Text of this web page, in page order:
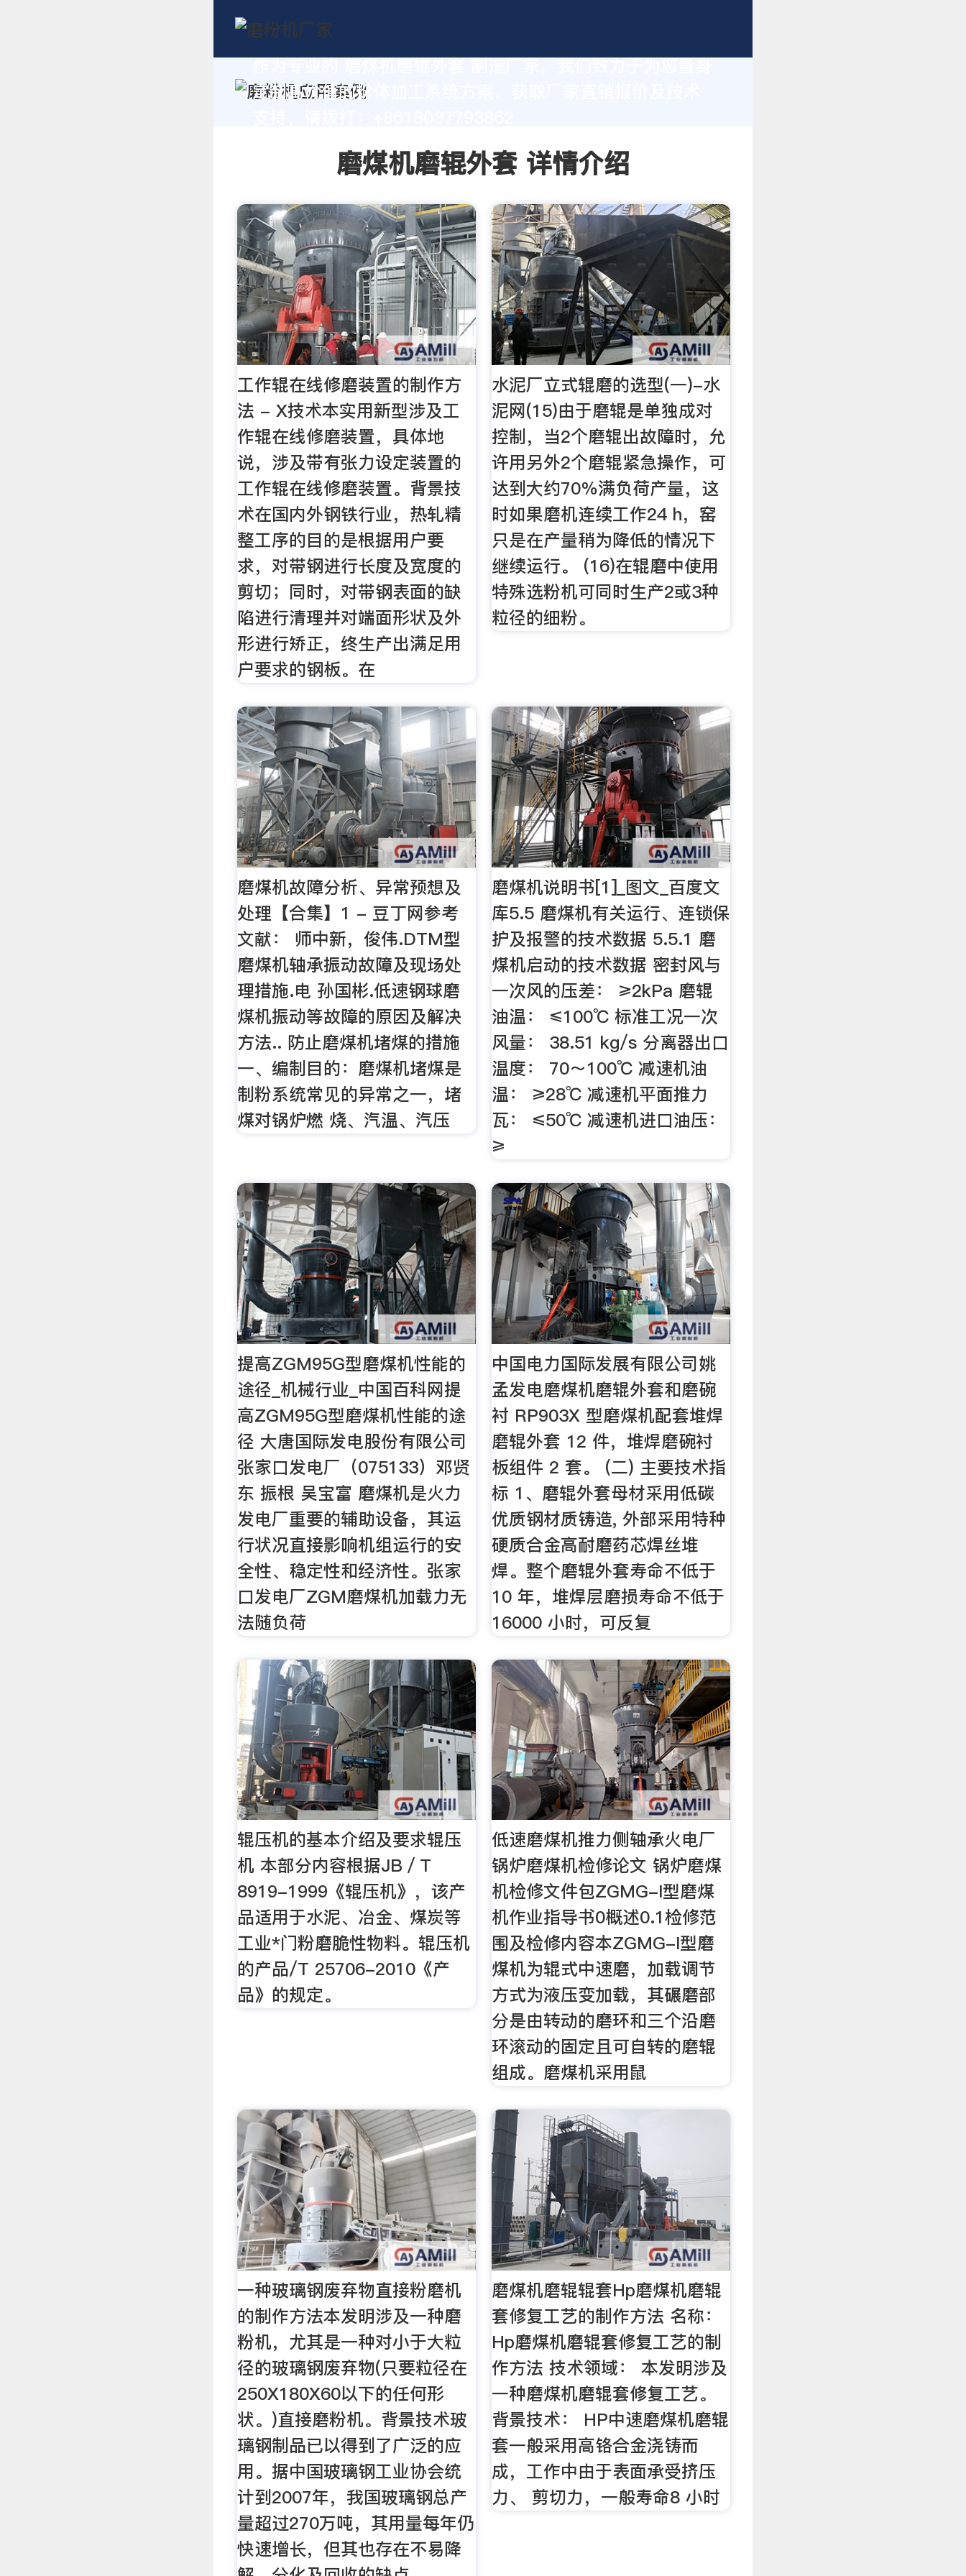
定制高价值的粉体加工系统方案。获取厂家直销报价及技术
磨煤机磨辊外套 详情介绍
工作辊在线修磨装置的制作方
法 - X技术本实用新型涉及工
作辊在线修磨装置，具体地
说，涉及带有张力设定装置的
工作辊在线修磨装置。背景技
术在国内外钢铁行业，热轧精
整工序的目的是根据用户要
求，对带钢进行长度及宽度的
剪切；同时，对带钢表面的缺
陷进行清理并对端面形状及外
形进行矫正，终生产出满足用
户要求的钢板。在
水泥厂立式辊磨的选型(一)-水
泥网(15)由于磨辊是单独成对
控制，当2个磨辊出故障时，允
许用另外2个磨辊紧急操作，可
达到大约70％满负荷产量，这
时如果磨机连续工作24 h，窑
只是在产量稍为降低的情况下
继续运行。 (16)在辊磨中使用
特殊选粉机可同时生产2或3种
粒径的细粉。
磨煤机故障分析、异常预想及
处理【合集】1 - 豆丁网参考
文献： 师中新，俊伟.DTM型
磨煤机轴承振动故障及现场处
理措施.电 孙国彬.低速钢球磨
煤机振动等故障的原因及解决
方法.. 防止磨煤机堵煤的措施
一、编制目的：磨煤机堵煤是
制粉系统常见的异常之一，堵
煤对锅炉燃 烧、汽温、汽压
磨煤机说明书[1]_图文_百度文
库5.5 磨煤机有关运行、连锁保
护及报警的技术数据 5.5.1 磨
煤机启动的技术数据 密封风与
一次风的压差： ≥2kPa 磨辊
油温： ≤100℃ 标准工况一次
风量： 38.51 kg/s 分离器出口
温度： 70～100℃ 减速机油
温： ≥28℃ 减速机平面推力
瓦： ≤50℃ 减速机进口油压：
≥
提高ZGM95G型磨煤机性能的
途径_机械行业_中国百科网提
高ZGM95G型磨煤机性能的途
径 大唐国际发电股份有限公司
张家口发电厂（075133）邓贤
东 振根 吴宝富 磨煤机是火力
发电厂重要的辅助设备，其运
行状况直接影响机组运行的安
全性、稳定性和经济性。张家
口发电厂ZGM磨煤机加载力无
法随负荷
中国电力国际发展有限公司姚
孟发电磨煤机磨辊外套和磨碗
衬 RP903X 型磨煤机配套堆焊
磨辊外套 12 件，堆焊磨碗衬
板组件 2 套。 (二) 主要技术指
标 1、磨辊外套母材采用低碳
优质钢材质铸造, 外部采用特种
硬质合金高耐磨药芯焊丝堆
焊。整个磨辊外套寿命不低于
10 年，堆焊层磨损寿命不低于
16000 小时，可反复
辊压机的基本介绍及要求辊压
机 本部分内容根据JB／T
8919-1999《辊压机》，该产
品适用于水泥、冶金、煤炭等
工业*门粉磨脆性物料。辊压机
的产品/T 25706-2010《产
品》的规定。
低速磨煤机推力侧轴承火电厂
锅炉磨煤机检修论文 锅炉磨煤
机检修文件包ZGMG-I型磨煤
机作业指导书0概述0.1检修范
围及检修内容本ZGMG-I型磨
煤机为辊式中速磨，加载调节
方式为液压变加载，其碾磨部
分是由转动的磨环和三个沿磨
环滚动的固定且可自转的磨辊
组成。磨煤机采用鼠
一种玻璃钢废弃物直接粉磨机
的制作方法本发明涉及一种磨
粉机，尤其是一种对小于大粒
径的玻璃钢废弃物(只要粒径在
250X180X60以下的任何形
状。)直接磨粉机。背景技术玻
璃钢制品已以得到了广泛的应
用。据中国玻璃钢工业协会统
计到2007年，我国玻璃钢总产
量超过270万吨，其用量每年仍
快速增长，但其也存在不易降
磨煤机磨辊辊套Hp磨煤机磨辊
套修复工艺的制作方法 名称：
Hp磨煤机磨辊套修复工艺的制
作方法 技术领域： 本发明涉及
一种磨煤机磨辊套修复工艺。
背景技术： HP中速磨煤机磨辊
套一般采用高铬合金浇铸而
成，工作中由于表面承受挤压
力、 剪切力，一般寿命8 小时